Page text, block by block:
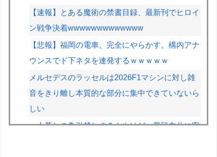
【速報】とある魔術の禁書目録、最新刊でヒロイ
ン戦争決着wwwwwwwwwwwww
【悲報】福岡の電車、完全にやらかす。構内アナ
ウンスでド下ネタを連発するｗｗｗｗｗ
メルセデスのラッセルは2026F1マシンに対し雑
音をきり離し本質的な部分に集中できていないら
しい
一人暮しの為引越しするんやけど、普段自分に寄